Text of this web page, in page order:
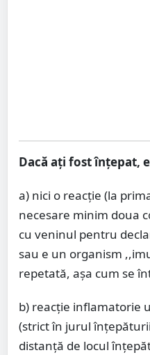
Dacă aţi fost înţepat,
a) nici o reacţie (la
necesare minim doua
cu veninul pentru
sau e un organism
repetată, aşa cum se
b) reacţie inflamatorie
(strict în jurul
distanţă de locul